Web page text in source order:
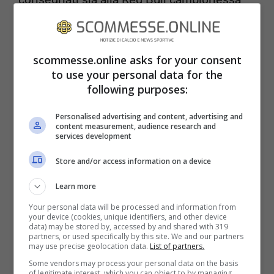
del titolo Costruttori, che ovviamente a
L’olandese era attesissimo dalla stampa
dopo aver vinto il terzo titolo personale
scommesse.online asks for your consent
to use your personal data for the
following purposes:
Personalised advertising and content, advertising and
content measurement, audience research and
services development
Store and/or access information on a device
Learn more
Your personal data will be processed and information from
your device (cookies, unique identifiers, and other device
data) may be stored by, accessed by and shared with 319
partners, or used specifically by this site. We and our partners
may use precise geolocation data. List of partners.
Some vendors may process your personal data on the basis